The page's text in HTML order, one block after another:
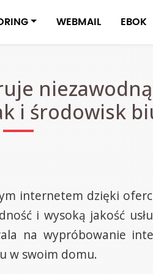
WEBMAIL EBOK
niezawodną
i środowisk
internetem dzięki
i wysoką jakość
na wypróbowanie
w swoim domu.